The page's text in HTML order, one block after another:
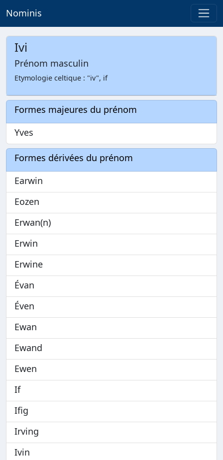
Nominis
Ivi
Prénom masculin
Etymologie celtique : "iv", if
Formes majeures du prénom
Yves
Formes dérivées du prénom
Earwin
Eozen
Erwan(n)
Erwin
Erwine
Évan
Éven
Ewan
Ewand
Ewen
If
Ifig
Irving
Ivin